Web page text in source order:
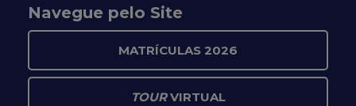
Navegue pelo Site
MATRÍCULAS 2026
TOURVIRTUAL